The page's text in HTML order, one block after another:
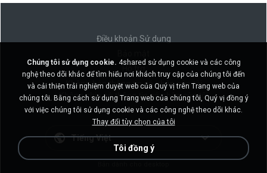
Điều khoản Sử dụng
Không bán thông tin cá nhân của tôi
Không chia sẻ thông tin cá nhân của tôi
Tiếng Việt
Chúng tôi sử dụng cookie. 4shared sử dụng cookie và các công
nghệ theo dõi khác để tìm hiểu nơi khách truy cập của chúng tôi đến
và cải thiện trải nghiệm duyệt web của Quý vị trên Trang web của
chúng tôi. Bằng cách sử dụng Trang web của chúng tôi, Quý vị đồng ý
với việc chúng tôi sử dụng cookie và các công nghệ theo dõi khác.
Thay đổi tùy chọn của tôi
Tôi đồng ý